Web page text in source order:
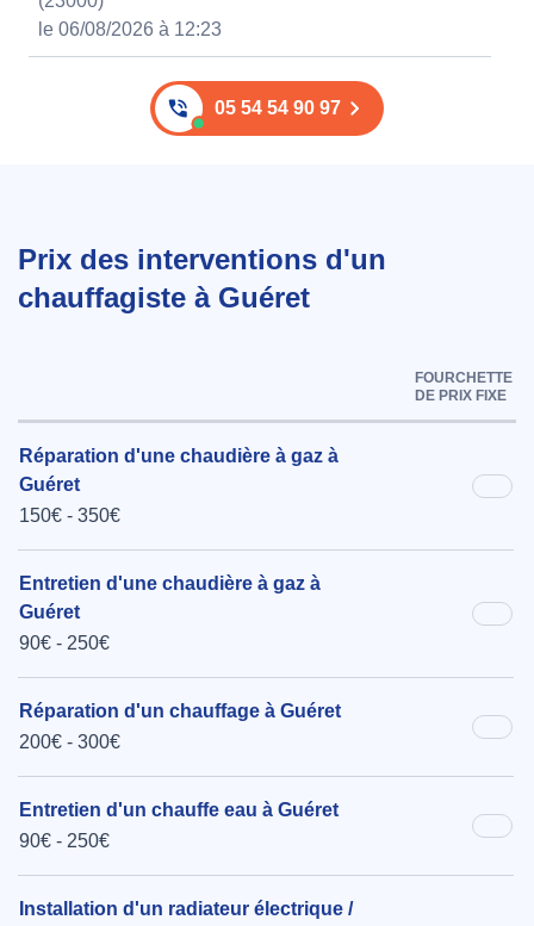
le 06/08/2026 à 12:23
05 54 54 90 97
Prix des interventions d'un
chauffagiste à Guéret
FOURCHETTE
DE PRIX FIXE
Réparation d'une chaudière à gaz à
Guéret
150€ - 350€
Entretien d'une chaudière à gaz à
Guéret
90€ - 250€
Réparation d'un chauffage à Guéret
200€ - 300€
Entretien d'un chauffe eau à Guéret
90€ - 250€
Installation d'un radiateur électrique /